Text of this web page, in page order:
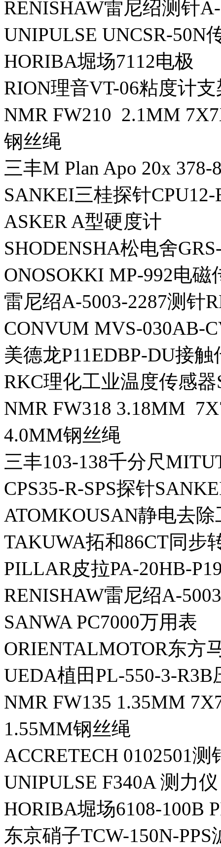
RENISHAW雷尼绍测针
UNIPULSE UNCSR-50N
HORIBA堀场7112电极
RION理音VT-06粘度计支
NMR FW210 2.1MM
钢丝绳
三丰M Plan Apo 20x
SANKEI三桂探针CPU12-
ASKER A型硬度计
SHODENSHA松电舍
ONOSOKKI MP-992电磁
雷尼绍A-5003-2287测针
CONVUM MVS-030AB-
美德龙P11EDBP-DU接
RKC理化工业温度传感器
NMR FW318 3.18MM
4.0MM钢丝绳
三丰103-138千分尺
CPS35-R-SPS探针
ATOMKOUSAN静电去除
TAKUWA拓和86CT同步
PILLAR皮拉PA-20HB-
RENISHAW雷尼绍A-
SANWA PC7000万用表
ORIENTALMOTOR东方
UEDA植田PL-550-3-R3B
NMR FW135 1.35MM
1.55MM钢丝绳
ACCRETECH 0102501测
UNIPULSE F340A 测力仪
HORIBA堀场6108-100B
东京硝子TCW-150N-PPS